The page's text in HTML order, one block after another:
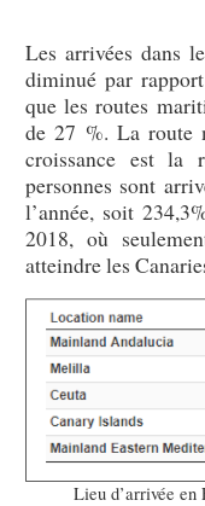
Les arrivées dans
diminué par
que les routes
de 27 %. La route
croissance est la
personnes sont
l’année, soit
2018, où
atteindre les
Lieu d’arrivée en